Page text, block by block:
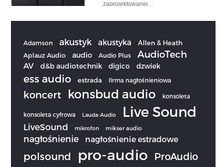
zaprojektowanej…
Adamson akustyk akustyka Allen & Heath
Aplauz Audio audio Audio Plus AudioTech
AV d&b audiotechnik digico dzwiek
ess audio estrada firma nagłośnieniowa
koncert konsbud audio konsoleta
konsoleta cyfrowa Lauda-Audio Live Sound
LiveSound mikrofon mikser audio
nagłośnienie nagłośnienie estradowe
polsound pro-audio ProAudio